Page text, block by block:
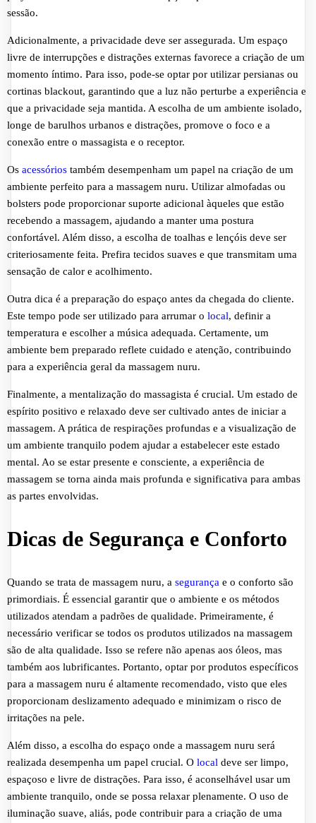
sessão.
Adicionalmente, a privacidade deve ser assegurada. Um espaço
livre de interrupções e distrações externas favorece a criação de um
momento íntimo. Para isso, pode-se optar por utilizar persianas ou
cortinas blackout, garantindo que a luz não perturbe a experiência e
que a privacidade seja mantida. A escolha de um ambiente isolado,
longe de barulhos urbanos e distrações, promove o foco e a
conexão entre o massagista e o receptor.
Os acessórios também desempenham um papel na criação de um
ambiente perfeito para a massagem nuru. Utilizar almofadas ou
bolsters pode proporcionar suporte adicional àqueles que estão
recebendo a massagem, ajudando a manter uma postura
confortável. Além disso, a escolha de toalhas e lençóis deve ser
criteriosamente feita. Prefira tecidos suaves e que transmitam uma
sensação de calor e acolhimento.
Outra dica é a preparação do espaço antes da chegada do cliente.
Este tempo pode ser utilizado para arrumar o local, definir a
temperatura e escolher a música adequada. Certamente, um
ambiente bem preparado reflete cuidado e atenção, contribuindo
para a experiência geral da massagem nuru.
Finalmente, a mentalização do massagista é crucial. Um estado de
espírito positivo e relaxado deve ser cultivado antes de iniciar a
massagem. A prática de respirações profundas e a visualização de
um ambiente tranquilo podem ajudar a estabelecer este estado
mental. Ao se estar presente e consciente, a experiência de
massagem se torna ainda mais profunda e significativa para ambas
as partes envolvidas.
Dicas de Segurança e Conforto
Quando se trata de massagem nuru, a segurança e o conforto são
primordiais. É essencial garantir que o ambiente e os métodos
utilizados atendam a padrões de qualidade. Primeiramente, é
necessário verificar se todos os produtos utilizados na massagem
são de alta qualidade. Isso se refere não apenas aos óleos, mas
também aos lubrificantes. Portanto, optar por produtos específicos
para a massagem nuru é altamente recomendado, visto que eles
proporcionam deslizamento adequado e minimizam o risco de
irritações na pele.
Além disso, a escolha do espaço onde a massagem nuru será
realizada desempenha um papel crucial. O local deve ser limpo,
espaçoso e livre de distrações. Para isso, é aconselhável usar um
ambiente tranquilo, onde se possa relaxar plenamente. O uso de
iluminação suave, aliás, pode contribuir para a criação de uma